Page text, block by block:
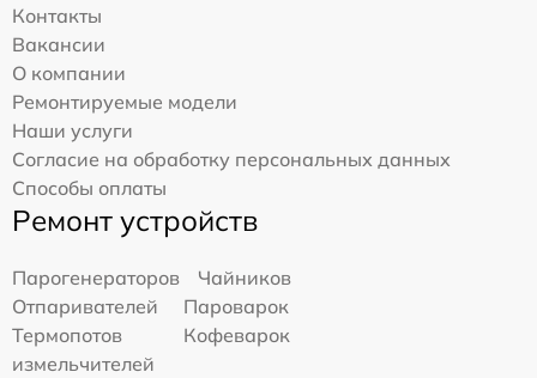
Контакты
Вакансии
О компании
Ремонтируемые модели
Наши услуги
Согласие на обработку персональных данных
Способы оплаты
Ремонт устройств
Парогенераторов
Чайников
Отпаривателей
Пароварок
Термопотов
Кофеварок
измельчителей